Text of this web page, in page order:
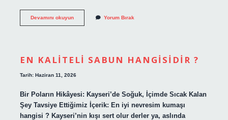
Devamını okuyunKan
Yorum Bırak
EN KALITELI SABUN HANGISIDIR ?
Tarih: Haziran 11, 2026
Bir Poların Hikâyesi: Kayseri’de Soğuk, İçimde Sıcak Kalan
Şey Tavsiye Ettiğimiz İçerik: En iyi nevresim kumaşı
hangisi ? Kayseri’nin kışı sert olur derler ya, aslında